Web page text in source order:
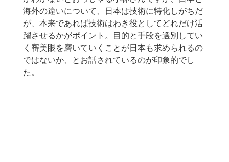
海外の違いについて、日本は技術に特化しがちだ
が、本来であれば技術はわき役としてどれだけ活
躍させるかがポイント。目的と手段を選別してい
く審美眼を磨いていくことが日本も求められるの
ではないか、とお話されているのが印象的でし
た。